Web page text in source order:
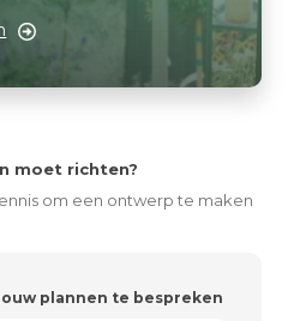
moet richten?
om een ontwerp te maken
plannen te bespreken